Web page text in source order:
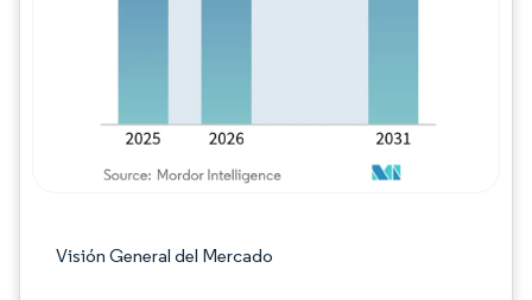
Visión General del Mercado